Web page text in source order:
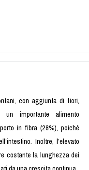
con aggiunta di fiori,
importante alimento
in fibra (28%), poiché
Inoltre, l’elevato
costante la lunghezza dei